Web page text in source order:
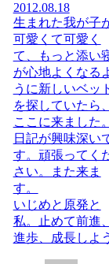
2012.08.18
生まれた我が子
可愛くて可愛く
て、もっと添い
が心地よくなる
うに新しいベッ
を探していたら、
ここに来ました。
日記が興味深い
す。頑張ってく
さい。また来ま
す。
いじめと原発と
私。止めて前進、
進歩、成長しよ